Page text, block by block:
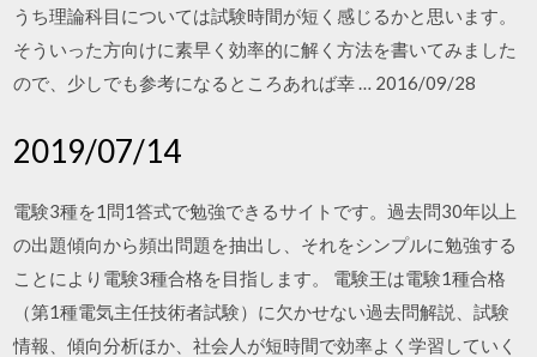
うち理論科目については試験時間が短く感じるかと思います。
そういった方向けに素早く効率的に解く方法を書いてみました
ので、少しでも参考になるところあれば幸 … 2016/09/28
2019/07/14
電験3種を1問1答式で勉強できるサイトです。過去問30年以上
の出題傾向から頻出問題を抽出し、それをシンプルに勉強する
ことにより電験3種合格を目指します。 電験王は電験1種合格
（第1種電気主任技術者試験）に欠かせない過去問解説、試験
情報、傾向分析ほか、社会人が短時間で効率よく学習していく